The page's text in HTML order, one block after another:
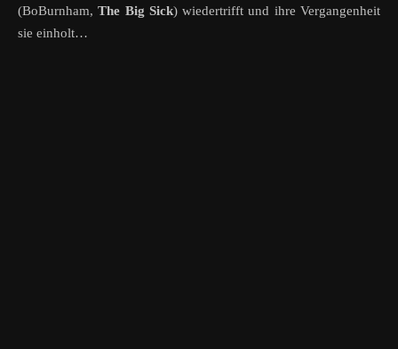
(BoBurnham,The Big Sick) wiedertrifft und ihre Vergangenheit
sie einholt…